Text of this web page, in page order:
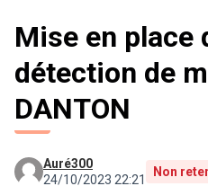
Mise en place
détection de
DANTON
Auré300
24/10/2023 22:21
Non